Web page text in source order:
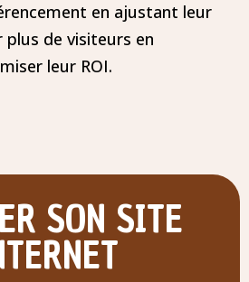
en ajustant leur
de visiteurs en
leur ROI.
SON SITE